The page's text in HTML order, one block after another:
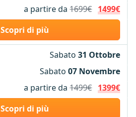
a partire da1699€ 1499€
Scopri di più
Sabato31 Ottobre
Sabato07 Novembre
a partire da1499€ 1399€
Scopri di più